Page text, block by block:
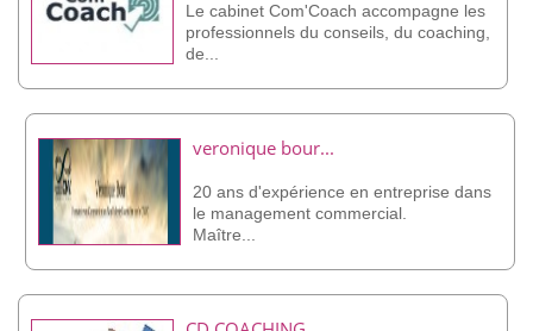
Le cabinet Com'Coach accompagne les
professionnels du conseils, du coaching,
de...
veronique bour...
20 ans d'expérience en entreprise dans
le management commercial.
Maître...